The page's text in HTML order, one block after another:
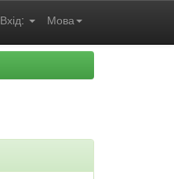
Мова
Вхід: